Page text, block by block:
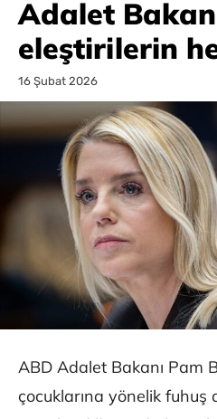
Adalet
eleştirilerin
16 Şubat 2026
ABD Adalet Bakanı Pam
çocuklarına yönelik fuhuş